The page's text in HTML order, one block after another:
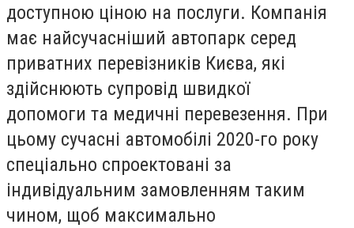
доступною ціною на послуги. Компанія
має найсучасніший автопарк серед
приватних перевізників Києва, які
здійснюють супровід швидкої
допомоги та медичні перевезення. При
цьому сучасні автомобілі 2020-го року
спеціально спроектовані за
індивідуальним замовленням таким
чином, щоб максимально